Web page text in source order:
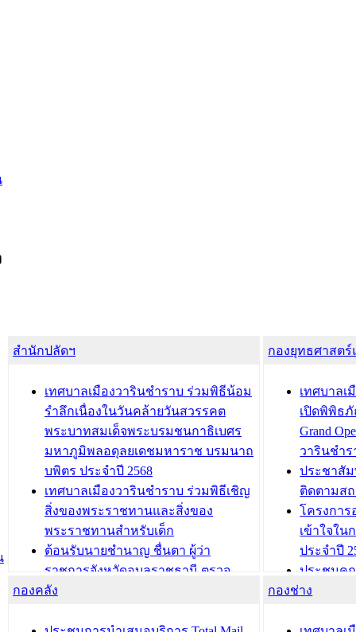
สำนักปลัดฯ
เทศบาลเมืองวารินชำราบ ร่วมพิธีน้อม
รำลึกเนื่องในวันคล้ายวันสวรรคต
พระบาทสมเด็จพระบรมชนกาธิเบศร
มหาภูมิพลอดุลยเดชมหาราช บรมนาถ
บพิตร ประจำปี 2568
เทศบาลเมืองวารินชำราบ ร่วมพิธีเชิญ
สิ่งของพระราชทานและสิ่งของ
พระราชทานสำหรับเด็ก
ต้อนรับนายชำนาญ ชื่นตา ผู้ว่า
ราชการจังหวัดอุบลราชธานี ตรวจ
ความเรียบร้อยของสถานที่ในการเตรี
กองยุทธศาสต
เทศบาลเ
เปิดพิพิธภั
Grand
วารินชำร
ประชาสัม
ติดตามส
โครงกา
เข้าใจใน
ประจำปี
ประชุมค
ความเสี่ย
กองคลัง กองช่าง